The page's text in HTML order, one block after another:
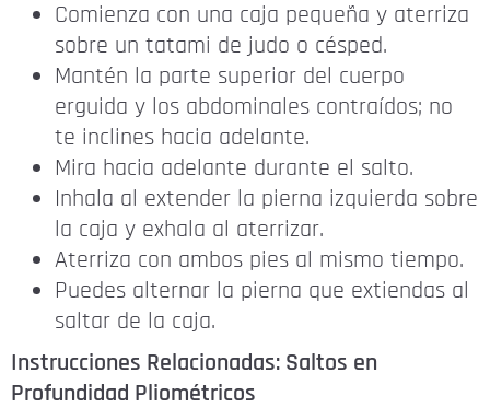
Comienza con una caja pequeña y aterriza
sobre un tatami de judo o césped.
Mantén la parte superior del cuerpo
erguida y los abdominales contraídos; no
te inclines hacia adelante.
Mira hacia adelante durante el salto.
Inhala al extender la pierna izquierda sobre
la caja y exhala al aterrizar.
Aterriza con ambos pies al mismo tiempo.
Puedes alternar la pierna que extiendas al
saltar de la caja.
Instrucciones Relacionadas: Saltos en
Profundidad Pliométricos